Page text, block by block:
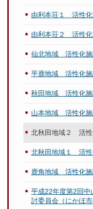
由利本荘１ 活性化
由利本荘２ 活性化
仙北地域 活性化施
平鹿地域 活性化施
秋田地域 活性化施
山本地域 活性化施
北秋田地域２ 活性
北秋田地域１ 活性
鹿角地域 活性化施
平成22年度第2回中
討委員会（にかほ